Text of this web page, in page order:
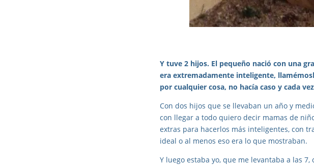
Y tuve 2 hijos. El pequeño nació con una
era extremadamente inteligente,
por cualquier cosa, no hacía caso y cada
Con dos hijos que se llevaban un año y
con llegar a todo quiero decir mamas de
extras para hacerlos más inteligentes, con
ideal o al menos eso era lo que mostraban.
Y luego estaba yo, que me levantaba a las